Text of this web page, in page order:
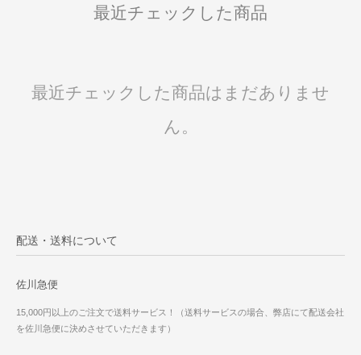
最近チェックした商品
最近チェックした商品はまだありませ
ん。
配送・送料について
佐川急便
15,000円以上のご注文で送料サービス！（送料サービスの場合、弊店にて配送会社
を佐川急便に決めさせていただきます）